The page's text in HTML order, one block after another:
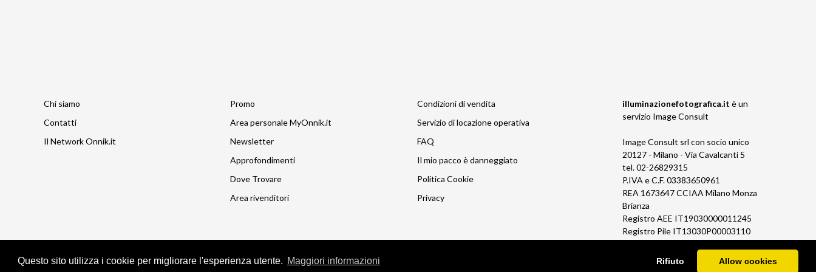
Questo sito utilizza i cookie per migliorare l'esperienza utente. Maggiori informazioni Rifiuto Allow cookies
Chi siamo
Contatti
Il Network Onnik.it
Promo
Area personale MyOnnik.it
Newsletter
Approfondimenti
Dove Trovare
Area rivenditori
Condizioni di vendita
Servizio di locazione operativa
FAQ
Il mio pacco è danneggiato
Politica Cookie
Privacy
illuminazionefotografica.it è un
servizio Image Consult
Image Consult srl con socio unico
20127 - Milano - Via Cavalcanti 5
tel. 02-26829315
P.IVA e C.F. 03383650961
REA 1673647 CCIAA Milano Monza
Brianza
Registro AEE IT19030000011245
Registro Pile IT13030P00003110